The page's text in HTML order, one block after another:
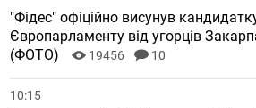
"Фідес" офіційно висунув
Європарламенту від угорців
(ФОТО)
19456 10
10:15